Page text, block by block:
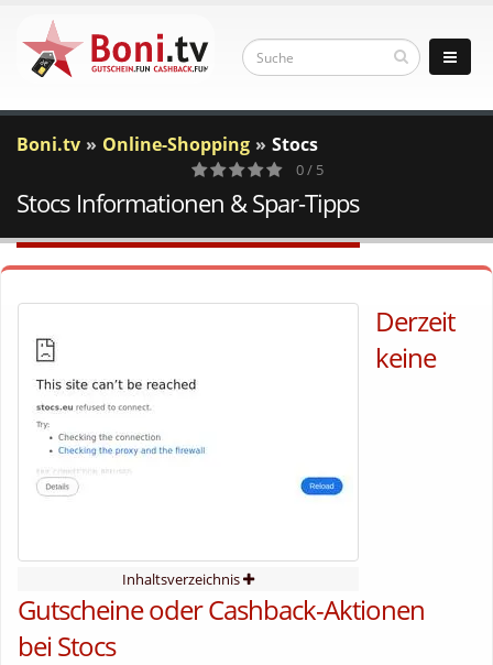
Boni.tv Online-Shopping Stocs
0
Votes
0 / 5
Stocs Informationen & Spar-Tipps
Inhaltsverzeichnis
Derzeit
keine
Gutscheine oder Cashback-Aktionen
bei Stocs